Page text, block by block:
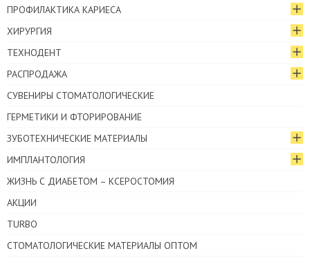
ПРОФИЛАКТИКА КАРИЕСА
ХИРУРГИЯ
ТЕХНОДЕНТ
РАСПРОДАЖА
СУВЕНИРЫ СТОМАТОЛОГИЧЕСКИЕ
ГЕРМЕТИКИ И ФТОРИРОВАНИЕ
ЗУБОТЕХНИЧЕСКИЕ МАТЕРИАЛЫ
ИМПЛАНТОЛОГИЯ
ЖИЗНЬ С ДИАБЕТОМ – КСЕРОСТОМИЯ
АКЦИИ
TURBO
СТОМАТОЛОГИЧЕСКИЕ МАТЕРИАЛЫ ОПТОМ